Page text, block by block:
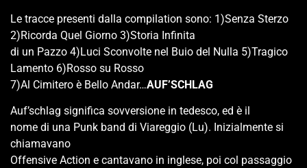
Le tracce presenti dalla compilation sono: 1)Senza Sterzo
2)Ricorda Quel Giorno 3)Storia Infinita
di un Pazzo 4)Luci Sconvolte nel Buio del Nulla 5)Tragico
Lamento 6)Rosso su Rosso
7)Al Cimitero è Bello Andar…AUF’SCHLAG
Auf’schlag significa sovversione in tedesco, ed è il
nome di una Punk band di Viareggio (Lu). Inizialmente si
chiamavano
Offensive Action e cantavano in inglese, poi col passaggio